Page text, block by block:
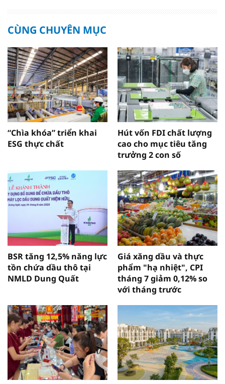
CÙNG CHUYÊN MỤC
“Chìa khóa” triển khai
ESG thực chất
Hút vốn FDI chất lượng
cao cho mục tiêu tăng
trưởng 2 con số
BSR tăng 12,5% năng lực
tồn chứa dầu thô tại
NMLD Dung Quất
Giá xăng dầu và thực
phẩm "hạ nhiệt", CPI
tháng 7 giảm 0,12% so
với tháng trước